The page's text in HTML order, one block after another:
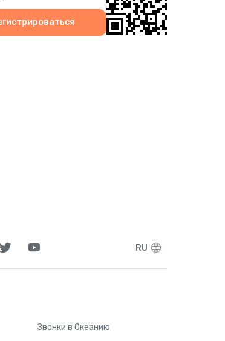
RU
Звонки в Океанию